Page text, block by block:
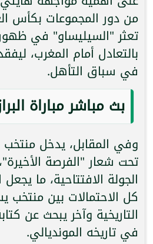
تعثر "السيليساو" في
بالتعادل أمام المغرب،
في سباق التأهل.
بث مباشر مباراة
وفي المقابل، يدخل منتخب
تحت شعار "الفرصة
الجولة الافتتاحية، ما
كل الاحتمالات بين منتخب
التاريخية وآخر يبحث عن
في تاريخه المونديالي.